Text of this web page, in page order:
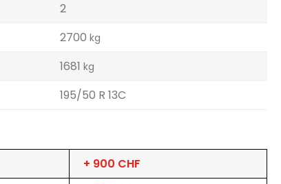
2
2700 kg
1681 kg
195/50 R 13C
+ 900 CHF